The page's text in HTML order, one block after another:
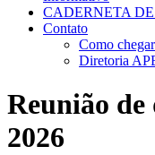
CADERNETA
Contato
Como chegar
Diretoria
Reunião
2026